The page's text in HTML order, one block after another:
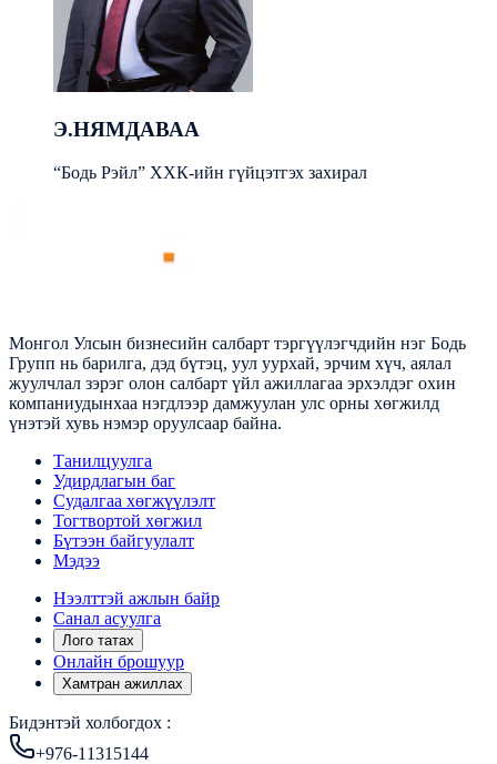
Э.НЯМДАВАА
“Бодь Рэйл” ХХК-ийн гүйцэтгэх захирал
Монгол Улсын бизнесийн салбарт тэргүүлэгчдийн нэг Бодь
Групп нь барилга, дэд бүтэц, уул уурхай, эрчим хүч, аялал
жуулчлал зэрэг олон салбарт үйл ажиллагаа эрхэлдэг охин
компаниудынхаа нэгдлээр дамжуулан улс орны хөгжилд
үнэтэй хувь нэмэр оруулсаар байна.
Танилцуулга
Удирдлагын баг
Судалгаа хөгжүүлэлт
Тогтвортой хөгжил
Бүтээн байгуулалт
Мэдээ
Нээлттэй ажлын байр
Санал асуулга
Лого татах
Онлайн брошуур
Хамтран ажиллах
Бидэнтэй холбогдох :
+976-11315144